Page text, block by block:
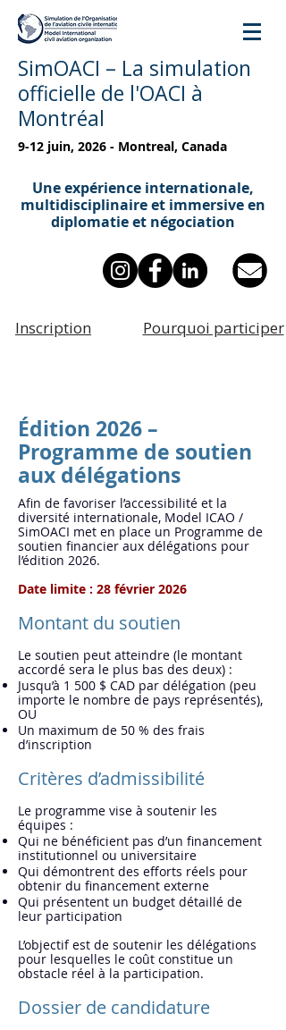
SimOACI – La simulation
officielle de l'OACI à
Montréal
9-12 juin, 2026 - Montreal, Canada
Une expérience internationale,
multidisciplinaire et immersive en
diplomatie et négociation
Inscription Pourquoi participer
Édition 2026 –
Programme de soutien
aux délégations
Afin de favoriser l’accessibilité et la
diversité internationale, Model ICAO /
SimOACI met en place un Programme de
soutien financier aux délégations pour
l’édition 2026.
Date limite : 28 février 2026
Montant du soutien
Le soutien peut atteindre (le montant
accordé sera le plus bas des deux) :
Jusqu’à 1 500 $ CAD par délégation (peu
importe le nombre de pays représentés),
OU
Un maximum de 50 % des frais
d’inscription
Critères d’admissibilité
Le programme vise à soutenir les
équipes :
Qui ne bénéficient pas d’un financement
institutionnel ou universitaire
Qui démontrent des efforts réels pour
obtenir du financement externe
Qui présentent un budget détaillé de
leur participation
L’objectif est de soutenir les délégations
pour lesquelles le coût constitue un
obstacle réel à la participation.
Dossier de candidature